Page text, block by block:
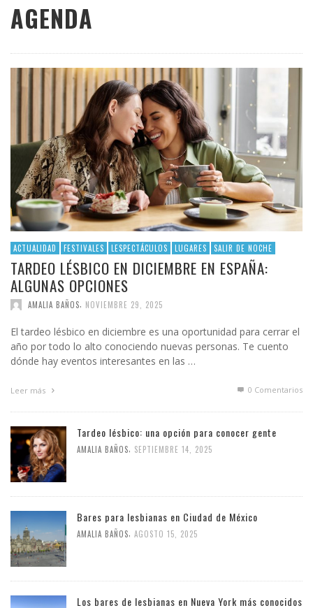
AGENDA
ACTUALIDAD FESTIVALES LESPECTÁCULOS LUGARES SALIR DE NOCHE
TARDEO LÉSBICO EN DICIEMBRE EN ESPAÑA:
ALGUNAS OPCIONES
AMALIA BAÑOS, NOVIEMBRE 29, 2025
El tardeo lésbico en diciembre es una oportunidad para cerrar el
año por todo lo alto conociendo nuevas personas. Te cuento
dónde hay eventos interesantes en las …
Leer más 0 Comentarios
Tardeo lésbico: una opción para conocer gente
AMALIA BAÑOS SEPTIEMBRE 14, 2025
Bares para lesbianas en Ciudad de México
AMALIA BAÑOS AGOSTO 15, 2025
Los bares de lesbianas en Nueva York más conocidos